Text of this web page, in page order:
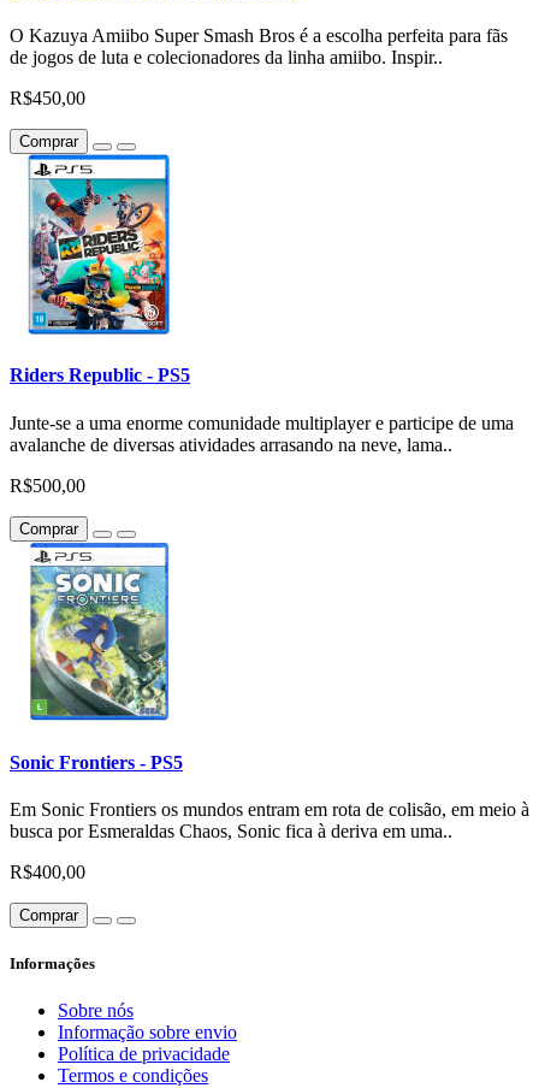
O Kazuya Amiibo Super Smash Bros é a escolha perfeita para fãs
de jogos de luta e colecionadores da linha amiibo. Inspir..
R$450,00
Comprar
Riders Republic - PS5
Junte-se a uma enorme comunidade multiplayer e participe de uma
avalanche de diversas atividades arrasando na neve, lama..
R$500,00
Comprar
Sonic Frontiers - PS5
Em Sonic Frontiers os mundos entram em rota de colisão, em meio à
busca por Esmeraldas Chaos, Sonic fica à deriva em uma..
R$400,00
Comprar
Informações
Sobre nós
Informação sobre envio
Política de privacidade
Termos e condições